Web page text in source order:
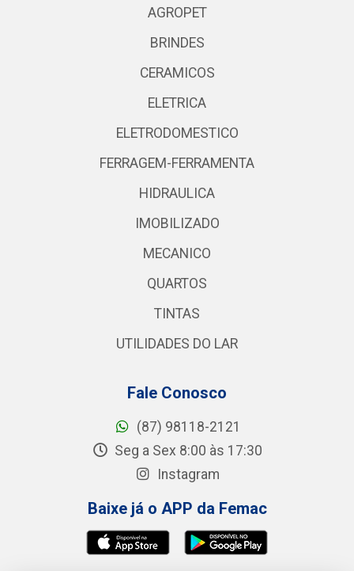
AGROPET
BRINDES
CERAMICOS
ELETRICA
ELETRODOMESTICO
FERRAGEM-FERRAMENTA
HIDRAULICA
IMOBILIZADO
MECANICO
QUARTOS
TINTAS
UTILIDADES DO LAR
Fale Conosco
(87) 98118-2121
Seg a Sex 8:00 às 17:30
Instagram
Baixe já o APP da Femac